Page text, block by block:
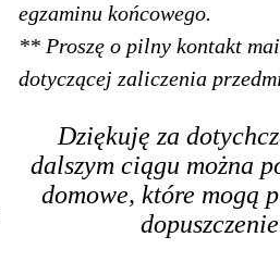
egzaminu końcowego.
** Proszę o pilny kontakt
dotyczącej zaliczenia
Dziękuję za
dalszym ciągu można
domowe, które mogą